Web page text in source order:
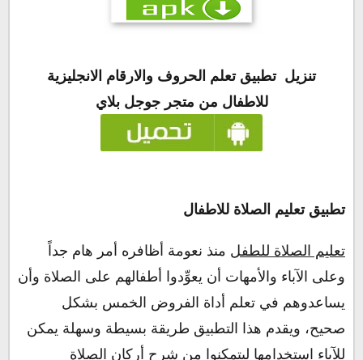
تنزيل تطبيق تعلم الحروف والارقام الانجليزية
للاطفال من متجر جوجل بلاي
تطبيق تعليم الصلاة للاطفال
تعليم الصلاة للطفل منذ نعومة أظافره أمر هام جداً
وعلى الآباء والأمهات أن يعوِّدوا أطفالهم على الصلاة وأن
يساعدوهم في تعلم أداة الفروض الخمس بشكل
صحيح، ويقدم هذا التطبيق طريقة بسيطة وسهلة يمكن
للآباء استخدامها ليتمكنوا من شرح أركان الصلاة